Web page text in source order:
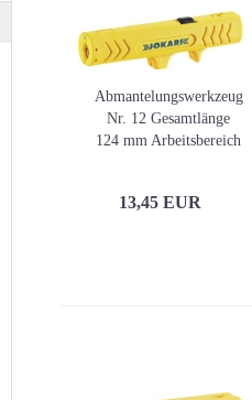
Abmantelungswerkzeug
Nr. 12 Gesamtlänge
124 mm Arbeitsbereich
13,45 EUR